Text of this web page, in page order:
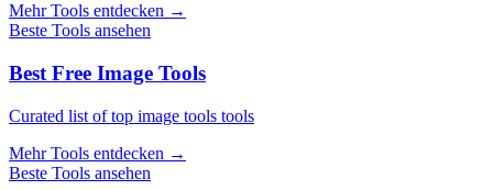
Mehr Tools entdecken →
Beste Tools ansehen
Best Free Image Tools
Curated list of top image tools tools
Mehr Tools entdecken →
Beste Tools ansehen